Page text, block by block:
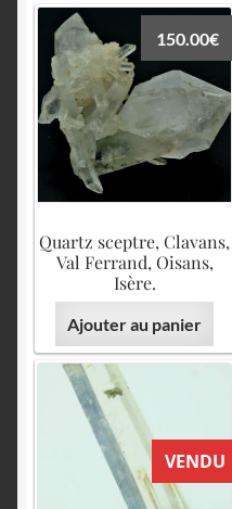
Quartz sceptre, Clavans,
Val Ferrand, Oisans,
Isère.
150.00€
Ajouter au panier
VENDU